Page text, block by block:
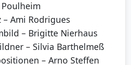
– Ami Rodrigues
– Brigitte Nierhaus
– Silvia Barthelmeß
– Arno Steffen